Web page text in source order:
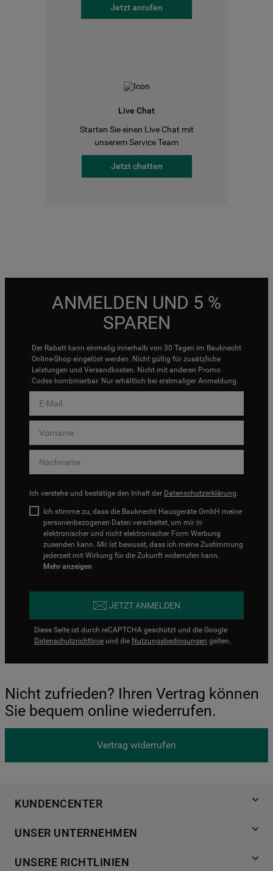
Jetzt anrufen
Live Chat
Starten Sie einen Live Chat mit
unserem Service Team
Jetzt chatten
ANMELDEN UND 5 %
SPAREN
Der Rabatt kann einmalig innerhalb von 30 Tagen im Bauknecht
Online-Shop eingelöst werden. Nicht gültig für zusätzliche
Leistungen und Versandkosten. Nicht mit anderen Promo
Codes kombinierbar. Nur erhältlich bei erstmaliger Anmeldung.
Ich verstehe und bestätige den Inhalt der Datenschutzerklärung.
Ich stimme zu, dass die Bauknecht Hausgeräte GmbH meine
personenbezogenen Daten verarbeitet, um mir in
elektronischer und nicht elektronischer Form Werbung
zusenden kann. Mir ist bewusst, dass ich meine Zustimmung
jederzeit mit Wirkung für die Zukunft widerrufen kann.
Mehr anzeigen
JETZT ANMELDEN
Diese Seite ist durch reCAPTCHA geschützt und die Google
Datenschutzrichtlinie und die Nutzungsbedingungen gelten.
Nicht zufrieden? Ihren Vertrag können
Sie bequem online wiederrufen.
Vertrag widerrufen
KUNDENCENTER
Händlersuche
Häufige Fragen
UNSER UNTERNEHMEN
Für Händler
UNSERE RICHTLINIEN